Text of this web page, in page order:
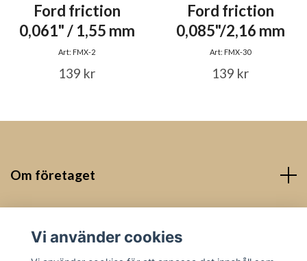
Ford friction
0,061" / 1,55 mm
Art: FMX-2
139 kr
Ford friction
0,085"/2,16 mm
Art: FMX-30
139 kr
Om företaget
Vi använder cookies